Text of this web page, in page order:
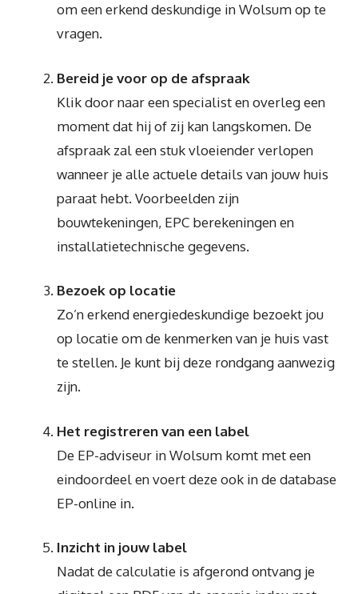
om een erkend deskundige in Wolsum op te
vragen.
Bereid je voor op de afspraak
Klik door naar een specialist en overleg een
moment dat hij of zij kan langskomen. De
afspraak zal een stuk vloeiender verlopen
wanneer je alle actuele details van jouw huis
paraat hebt. Voorbeelden zijn
bouwtekeningen, EPC berekeningen en
installatietechnische gegevens.
Bezoek op locatie
Zo’n erkend energiedeskundige bezoekt jou
op locatie om de kenmerken van je huis vast
te stellen. Je kunt bij deze rondgang aanwezig
zijn.
Het registreren van een label
De EP-adviseur in Wolsum komt met een
eindoordeel en voert deze ook in de database
EP-online in.
Inzicht in jouw label
Nadat de calculatie is afgerond ontvang je